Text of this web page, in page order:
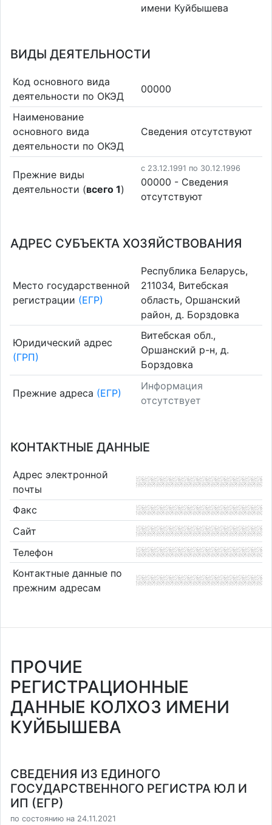
имени Куйбышева
ВИДЫ ДЕЯТЕЛЬНОСТИ
Код основного вида
деятельности по ОКЭД
00000
Наименование
основного вида
деятельности по ОКЭД
Cведения отсутствуют
Прежние виды
деятельности (всего 1)
c 23.12.1991 по 30.12.1996
00000 - Cведения
отсутствуют
АДРЕС СУБЪЕКТА ХОЗЯЙСТВОВАНИЯ
Место государственной
регистрации (ЕГР)
Республика Беларусь,
211034, Витебская
область, Оршанский
район, д. Борздовка
Юридический адрес
(ГРП)
Витебская обл.,
Оршанский р-н, д.
Борздовка
Прежние адреса (ЕГР)
Информация
отсутствует
КОНТАКТНЫЕ ДАННЫЕ
Адрес электронной
почты
Факс
Сайт
Телефон
Контактные данные по
прежним адресам
ПРОЧИЕ
РЕГИСТРАЦИОННЫЕ
ДАННЫЕ КОЛХОЗ ИМЕНИ
КУЙБЫШЕВА
СВЕДЕНИЯ ИЗ ЕДИНОГО
ГОСУДАРСТВЕННОГО РЕГИСТРА ЮЛ И
ИП (ЕГР)
по состоянию на 24.11.2021